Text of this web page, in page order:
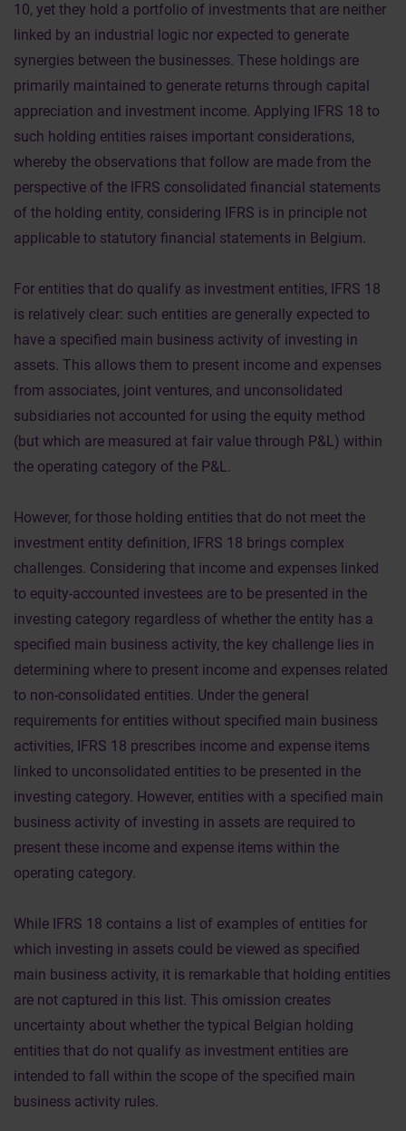
10, yet they hold a portfolio of investments that are neither
linked by an industrial logic nor expected to generate
synergies between the businesses. These holdings are
primarily maintained to generate returns through capital
appreciation and investment income. Applying IFRS 18 to
such holding entities raises important considerations,
whereby the observations that follow are made from the
perspective of the IFRS consolidated financial statements
of the holding entity, considering IFRS is in principle not
applicable to statutory financial statements in Belgium.
For entities that do qualify as investment entities, IFRS 18
is relatively clear: such entities are generally expected to
have a specified main business activity of investing in
assets. This allows them to present income and expenses
from associates, joint ventures, and unconsolidated
subsidiaries not accounted for using the equity method
(but which are measured at fair value through P&L) within
the operating category of the P&L.
However, for those holding entities that do not meet the
investment entity definition, IFRS 18 brings complex
challenges. Considering that income and expenses linked
to equity-accounted investees are to be presented in the
investing category regardless of whether the entity has a
specified main business activity, the key challenge lies in
determining where to present income and expenses related
to non-consolidated entities. Under the general
requirements for entities without specified main business
activities, IFRS 18 prescribes income and expense items
linked to unconsolidated entities to be presented in the
investing category. However, entities with a specified main
business activity of investing in assets are required to
present these income and expense items within the
operating category.
While IFRS 18 contains a list of examples of entities for
which investing in assets could be viewed as specified
main business activity, it is remarkable that holding entities
are not captured in this list. This omission creates
uncertainty about whether the typical Belgian holding
entities that do not qualify as investment entities are
intended to fall within the scope of the specified main
business activity rules.